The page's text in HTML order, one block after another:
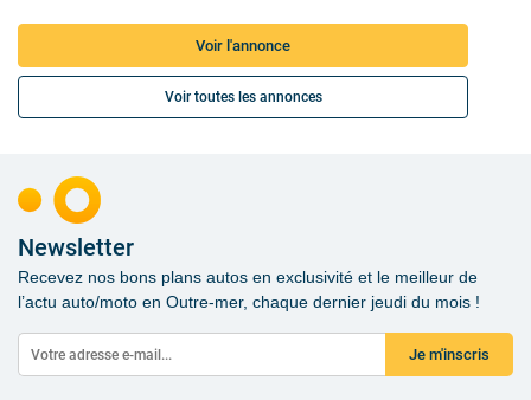
Voir l'annonce
Voir toutes les annonces
Newsletter
Recevez nos bons plans autos en exclusivité et le meilleur de
l’actu auto/moto en Outre-mer, chaque dernier jeudi du mois !
Je m'inscris